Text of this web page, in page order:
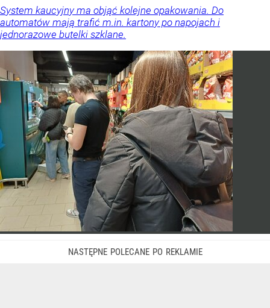
System kaucyjny ma objąć kolejne opakowania. Do
automatów mają trafić m.in. kartony po napojach i
jednorazowe butelki szklane.